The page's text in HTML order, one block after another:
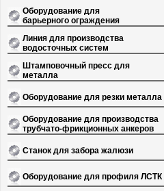
Оборудование для
барьерного ограждения
Линия для производства
водосточных систем
Штамповочный пресс для
металла
Оборудование для резки металла
Оборудование для производства
трубчато-фрикционных анкеров
Станок для забора жалюзи
Оборудование для профиля ЛСТК